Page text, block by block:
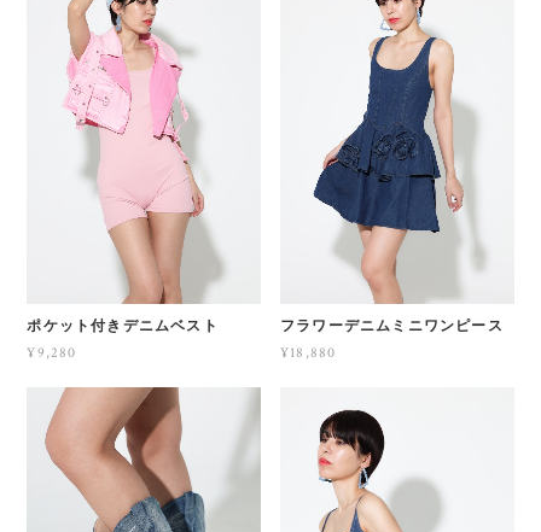
ポケット付きデニムベスト
¥9,280
フラワーデニムミニワンピース
¥18,880